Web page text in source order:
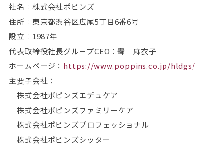
社名：株式会社ポピンズ
住所：東京都渋谷区広尾5丁目6番6号
設立：1987年
代表取締役社長グループCEO：轟 麻衣子
ホームページ： https://www.poppins.co.jp/hldgs/
主要子会社：
株式会社ポピンズエデュケア
株式会社ポピンズファミリーケア
株式会社ポピンズプロフェッショナル
株式会社ポピンズシッター